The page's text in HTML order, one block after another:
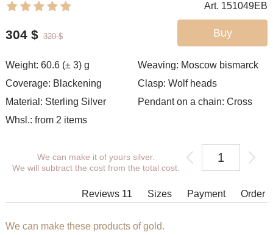
Art. 151049EB
Buy
304 $ 320 $
Weight: 60.6 (± 3) g Weaving: Moscow bismarck
Coverage: Blackening
Clasp: Wolf heads
Material: Sterling Silver
Pendant on a chain: Cross
Whsl.: from 2 items
We can make it of yours silver.
We will subtract the cost from the total cost.
Reviews 11 Order
Payment
Sizes
We can make these products of gold.